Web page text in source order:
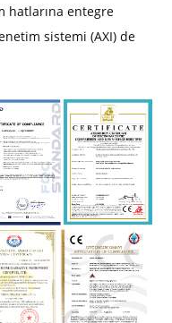
hatlarına entegre
sistemi (AXI) de